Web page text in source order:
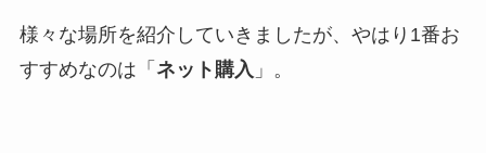
様々な場所を紹介していきましたが、やはり1番お
すすめなのは「 ネット購入 」。